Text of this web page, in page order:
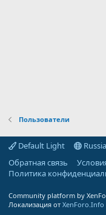
Пользователи
Default Light
Обратная связь
Политика
Community platform by
Локализация от XenForo.Info